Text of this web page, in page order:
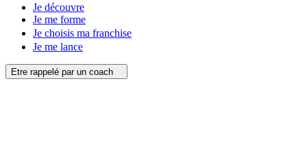
Je découvre
Je me forme
Je choisis ma franchise
Je me lance
Etre rappelé par un coach